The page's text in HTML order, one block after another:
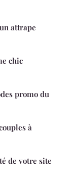
attrape
chic
promo du
à
de votre site